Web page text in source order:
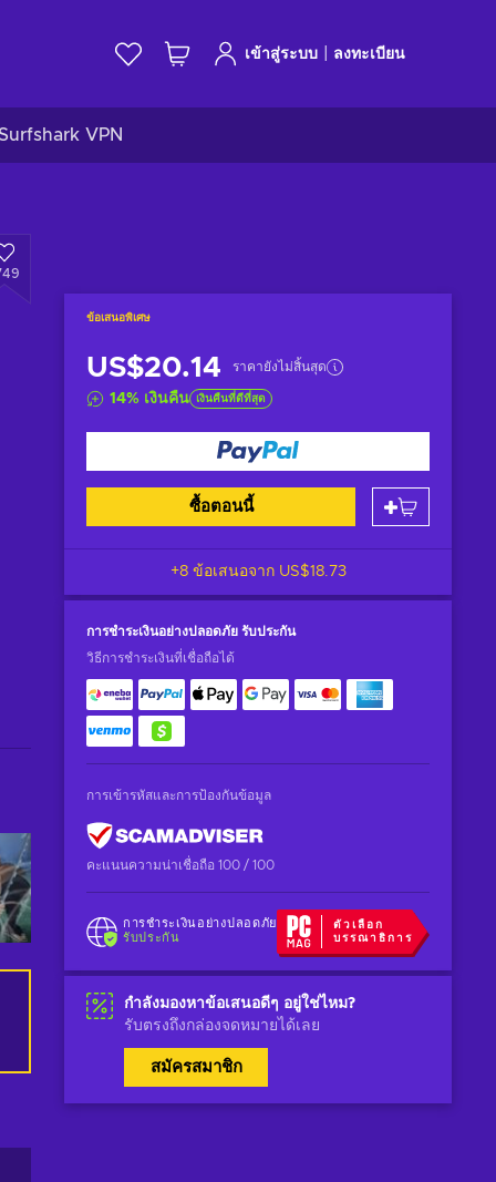
เข้าสู่ระบบ ลงทะเบียน
VPN
ข้อเสนอพิเศษ
US$20.14 ราคายังไม่สิ้นสุด
14% เงินคืน เงินคืนที่ดีที่สุด
ซื้อตอนนี้
+8 ข้อเสนอจาก US$18.73
การชำระเงินอย่างปลอดภัย รับประกัน
วิธีการชำระเงินที่เชื่อถือได้
การเข้ารหัสและการป้องกันข้อมูล
คะแนนความน่าเชื่อถือ 100 / 100
การชำระเงินอย่างปลอดภัย
รับประกัน
ตัวเลือก
บรรณาธิการ
กำลังมองหาข้อเสนอดีๆ อยู่ใช่ไหม?
รับตรงถึงกล่องจดหมายได้เลย
สมัครสมาชิก